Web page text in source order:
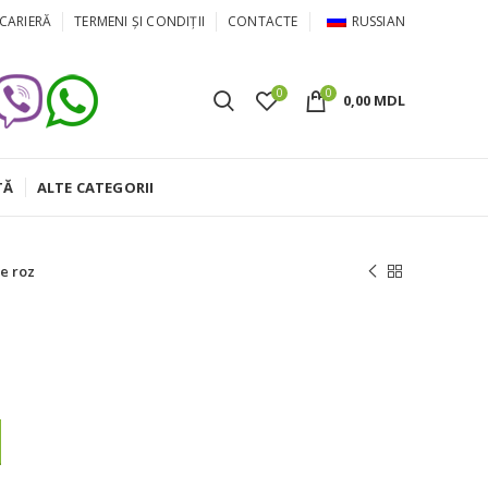
CARIERĂ TERMENI ȘI CONDIȚII CONTACTE RUSSIAN
0 0 0,00 MDL
ALTE CATEGORII
roz